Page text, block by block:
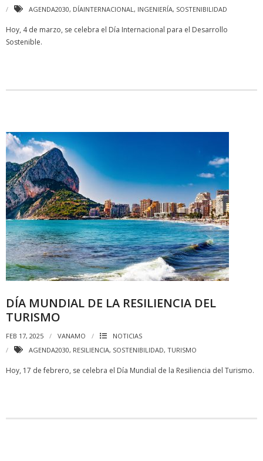
AGENDA2030, DÍAINTERNACIONAL, INGENIERÍA, SOSTENIBILIDAD
Hoy, 4 de marzo, se celebra el Día Internacional para el Desarrollo
Sostenible.
DÍA MUNDIAL DE LA RESILIENCIA DEL
TURISMO
FEB 17, 2025 VANAMO
NOTICIAS
AGENDA2030, RESILIENCIA, SOSTENIBILIDAD, TURISMO
Hoy, 17 de febrero, se celebra el Día Mundial de la Resiliencia del Turismo.